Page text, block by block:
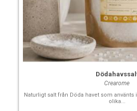
Crearome
Naturligt salt från Döda havet som
olika...